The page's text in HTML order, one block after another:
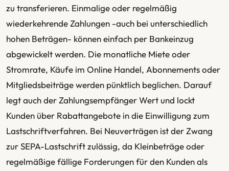
zu transferieren. Einmalige oder regelmäßig
wiederkehrende Zahlungen -auch bei unterschiedlich
hohen Beträgen- können einfach per Bankeinzug
abgewickelt werden. Die monatliche Miete oder
Stromrate, Käufe im Online Handel, Abonnements oder
Mitgliedsbeiträge werden pünktlich beglichen. Darauf
legt auch der Zahlungsempfänger Wert und lockt
Kunden über Rabattangebote in die Einwilligung zum
Lastschriftverfahren. Bei Neuverträgen ist der Zwang
zur SEPA-Lastschrift zulässig, da Kleinbeträge oder
regelmäßige fällige Forderungen für den Kunden als